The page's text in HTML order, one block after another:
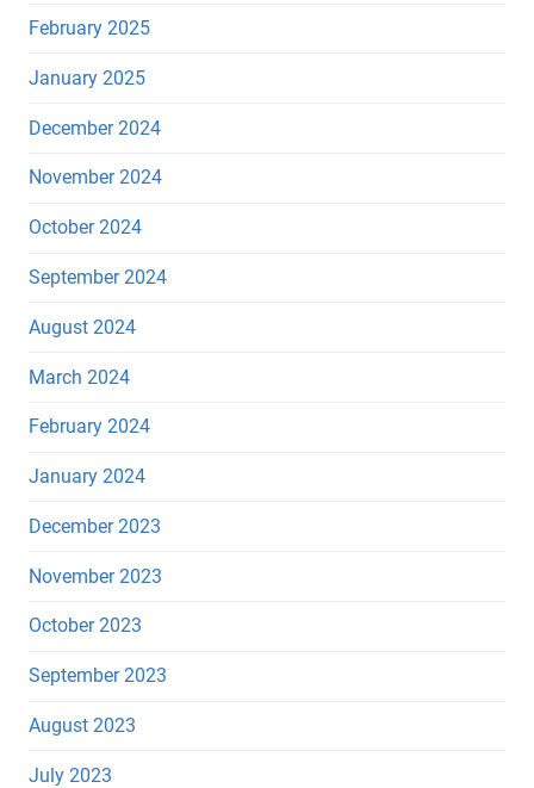
February 2025
January 2025
December 2024
November 2024
October 2024
September 2024
August 2024
March 2024
February 2024
January 2024
December 2023
November 2023
October 2023
September 2023
August 2023
July 2023